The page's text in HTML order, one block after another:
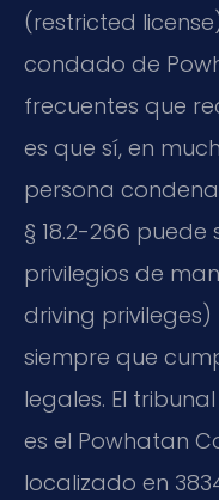
(restricted
condado de
frecuentes que
es que sí, en
persona
§ 18.2-266
privilegios de
driving privileges)
siempre que
legales. El
es el Powhatan
localizado en